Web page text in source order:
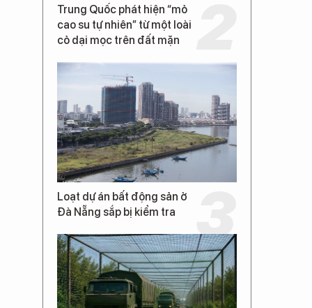
Trung Quốc phát hiện “mỏ
cao su tự nhiên” từ một loài
cỏ dại mọc trên đất mặn
Loạt dự án bất động sản ở
Đà Nẵng sắp bị kiểm tra